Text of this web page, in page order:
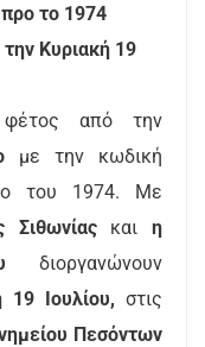
το 1974
Κυριακή 19
φέτος από την
με την κωδική
του 1974. Με
και η
διοργανώνουν
19 Ιουλίου, στις
Πεσόντων